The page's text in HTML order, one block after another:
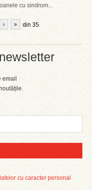
email
cu caracter personal
cu sindrom...
din 35
› »